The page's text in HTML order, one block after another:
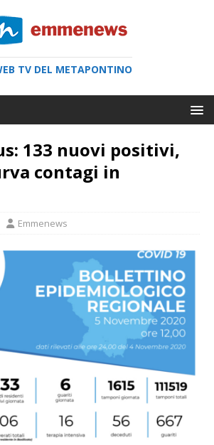
TV DEL METAPONTINO
133 nuovi positivi,
contagi in
Emmenews